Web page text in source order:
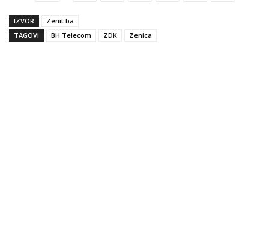
IZVOR
Zenit.ba
TAGOVI
BH Telecom ZDK Zenica